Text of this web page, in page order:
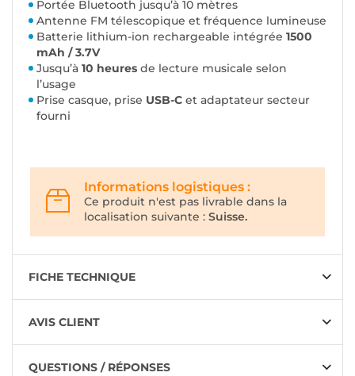
Portée Bluetooth jusqu’à 10 mètres
Antenne FM télescopique et fréquence lumineuse
Batterie lithium-ion rechargeable intégrée 1500
mAh / 3.7V
Jusqu’à 10 heures de lecture musicale selon
l’usage
Prise casque, prise USB-C et adaptateur secteur
fourni
Informations logistiques :
Ce produit n'est pas livrable dans la
localisation suivante : Suisse.
FICHE TECHNIQUE
AVIS CLIENT
QUESTIONS / RÉPONSES